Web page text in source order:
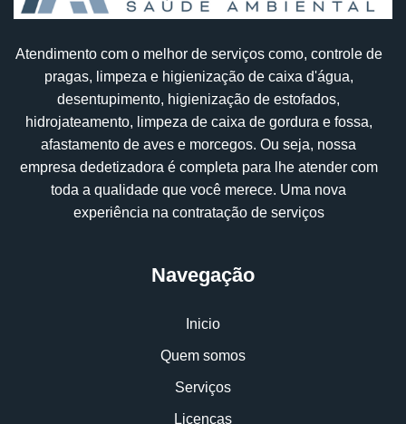
Atendimento com o melhor de serviços como, controle de
pragas, limpeza e higienização de caixa d'água,
desentupimento, higienização de estofados,
hidrojateamento, limpeza de caixa de gordura e fossa,
afastamento de aves e morcegos. Ou seja, nossa
empresa dedetizadora é completa para lhe atender com
toda a qualidade que você merece. Uma nova
experiência na contratação de serviços
Navegação
Inicio
Quem somos
Serviços
Licenças